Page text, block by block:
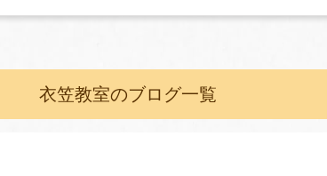
衣笠教室のブログ一覧